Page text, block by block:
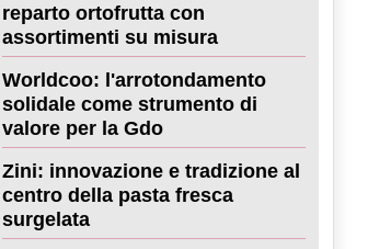
reparto ortofrutta con
assortimenti su misura
Worldcoo: l'arrotondamento
solidale come strumento di
valore per la Gdo
Zini: innovazione e tradizione al
centro della pasta fresca
surgelata